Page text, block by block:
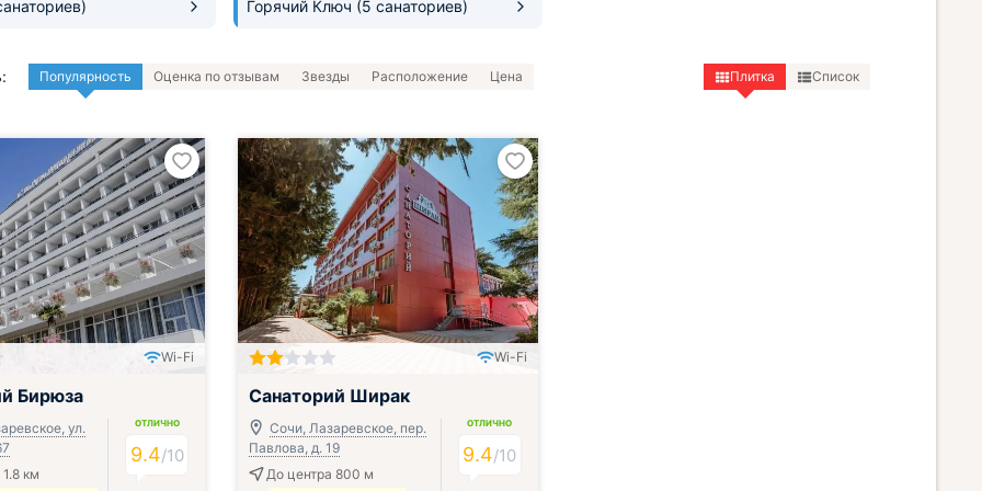
Горячий Ключ (5 санаториев)
Популярность Оценка по отзывам Звезды Расположение Цена Плитка Список
обед и ужин
Wi-Fi
Бирюза
ул.
км
ОТЛИЧНО
9.4/10
Включён завтрак, обед и ужин
Wi-Fi
Санаторий Ширак
Сочи, Лазаревское, пер.
Павлова, д. 19
До центра 800 м
ОТЛИЧНО
9.4/10